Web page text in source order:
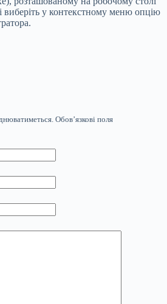
виберіть у контекстному меню опцію
Обов’язкові поля